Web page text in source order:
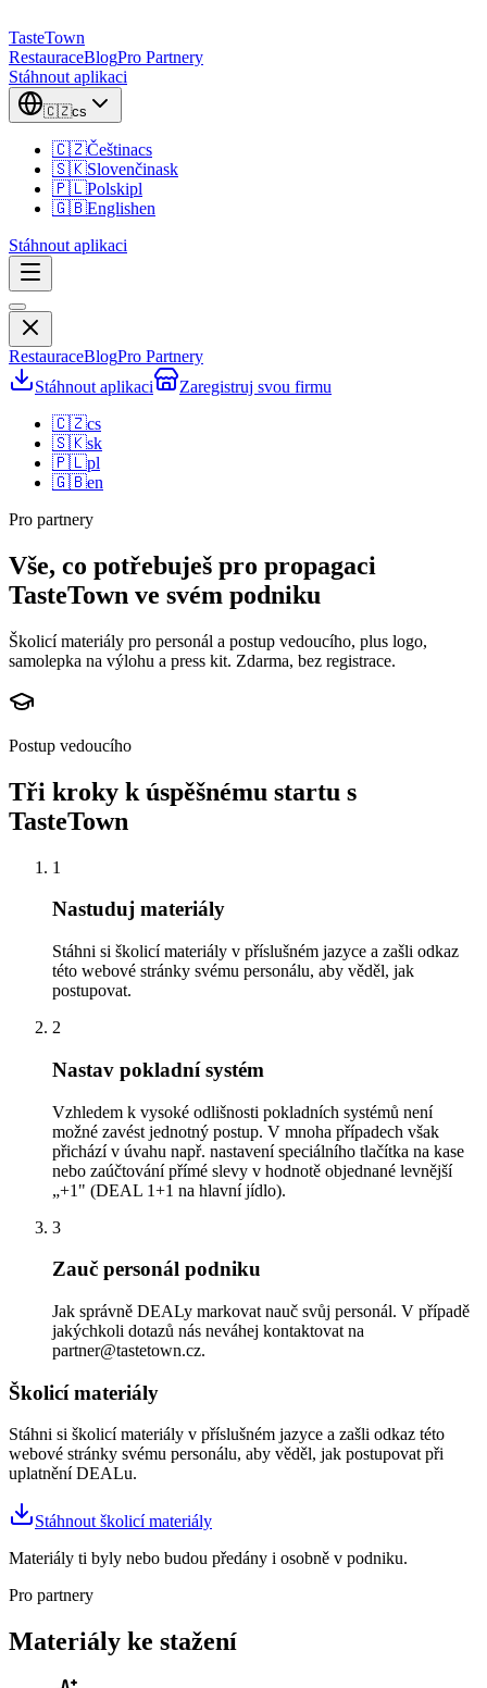
TasteTown
RestauraceBlogPro Partnery
Stáhnout aplikaci
🇨🇿cs
🇨🇿Češtinacs
🇸🇰Slovenčinask
🇵🇱Polskipl
🇬🇧Englishen
Stáhnout aplikaci
RestauraceBlogPro Partnery
Stáhnout aplikaci
Zaregistruj svou firmu
🇨🇿cs
🇸🇰sk
🇵🇱pl
🇬🇧en
Pro partnery
Vše, co potřebuješ pro propagaci
TasteTown ve svém podniku
Školicí materiály pro personál a postup vedoucího, plus logo,
samolepka na výlohu a press kit. Zdarma, bez registrace.
Postup vedoucího
Tři kroky k úspěšnému startu s
TasteTown
1
Nastuduj materiály
Stáhni si školicí materiály v příslušném jazyce a zašli odkaz
této webové stránky svému personálu, aby věděl, jak
postupovat.
2
Nastav pokladní systém
Vzhledem k vysoké odlišnosti pokladních systémů není
možné zavést jednotný postup. V mnoha případech však
přichází v úvahu např. nastavení speciálního tlačítka na kase
nebo zaúčtování přímé slevy v hodnotě objednané levnější
„+1" (DEAL 1+1 na hlavní jídlo).
3
Zauč personál podniku
Jak správně DEALy markovat nauč svůj personál. V případě
jakýchkoli dotazů nás neváhej kontaktovat na
partner@tastetown.cz.
Školicí materiály
Stáhni si školicí materiály v příslušném jazyce a zašli odkaz této
webové stránky svému personálu, aby věděl, jak postupovat při
uplatnění DEALu.
Stáhnout školicí materiály
Materiály ti byly nebo budou předány i osobně v podniku.
Pro partnery
Materiály ke stažení